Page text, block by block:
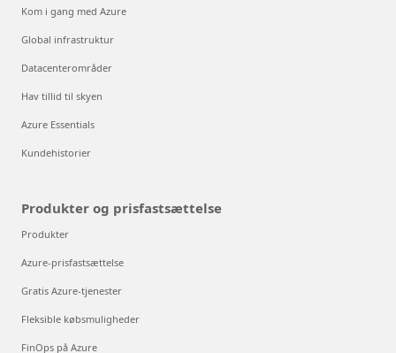
Kom i gang med Azure
Global infrastruktur
Datacenterområder
Hav tillid til skyen
Azure Essentials
Kundehistorier
Produkter og prisfastsættelse
Produkter
Azure-prisfastsættelse
Gratis Azure-tjenester
Fleksible købsmuligheder
FinOps på Azure